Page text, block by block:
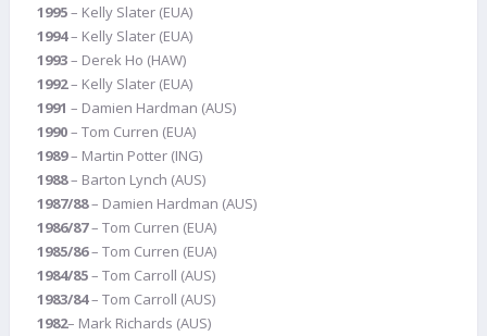
1995– Kelly Slater (EUA)
1994– Kelly Slater (EUA)
1993– Derek Ho (HAW)
1992– Kelly Slater (EUA)
1991 – Damien Hardman (AUS)
1990– Tom Curren (EUA)
1989– Martin Potter (ING)
1988– Barton Lynch (AUS)
1987/88– Damien Hardman (AUS)
1986/87– Tom Curren (EUA)
1985/86– Tom Curren (EUA)
1984/85– Tom Carroll (AUS)
1983/84– Tom Carroll (AUS)
1982– Mark Richards (AUS)